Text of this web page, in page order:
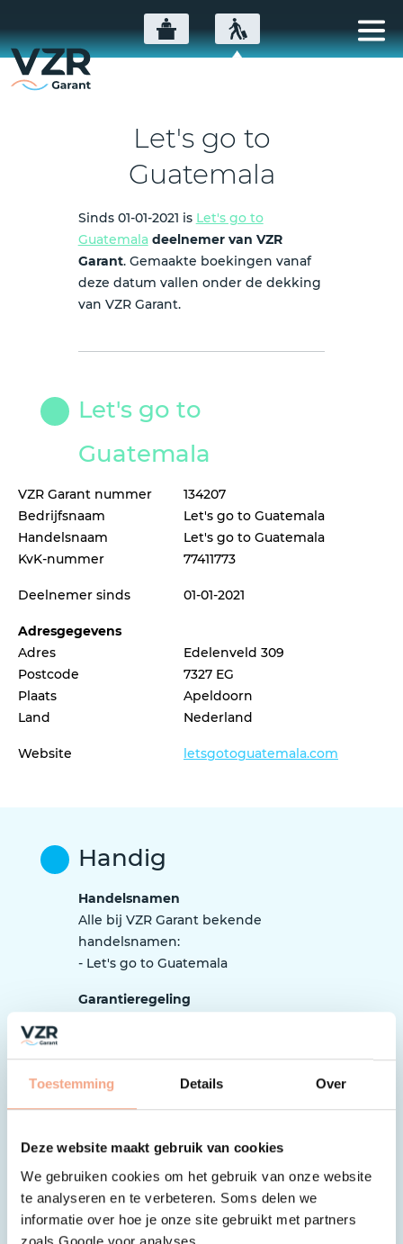
Toestemming Details Over
Deze website maakt gebruik van cookies
We gebruiken cookies om het gebruik van onze website
te analyseren en te verbeteren. Soms delen we
informatie over hoe je onze site gebruikt met partners
zoals Google voor analyses.
Let's go to
Guatemala
Sinds 01-01-2021 is Let's go to
Guatemala deelnemer van VZR
Garant. Gemaakte boekingen vanaf
deze datum vallen onder de dekking
van VZR Garant.
Let's go to
Guatemala
VZR Garant nummer
134207
Bedrijfsnaam
Let's go to Guatemala
Handelsnaam
Let's go to Guatemala
KvK-nummer
77411773
Deelnemer sinds 01-01-2021
Adresgegevens
Adres
Edelenveld 309
Postcode
7327 EG
Plaats
Apeldoorn
Land
Nederland
Website letsgotoguatemala.com
Handig
Handelsnamen
Alle bij VZR Garant bekende
handelsnamen:
- Let's go to Guatemala
Garantieregeling
Tip: waar moet ik als reiziger op
boeken goed oplet of de organisatie
werkt volgens de garantieregeling.
Zo controleer je dat.